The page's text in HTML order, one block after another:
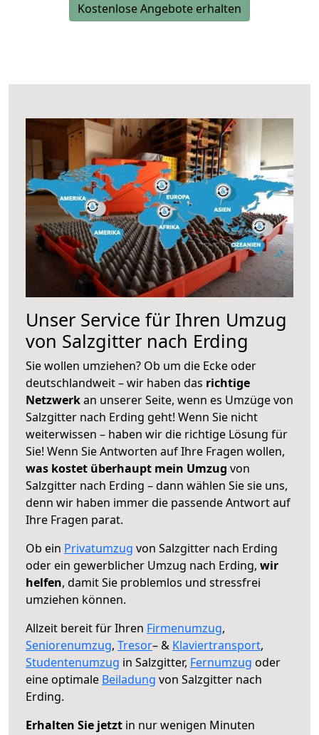
Kostenlose Angebote erhalten
Unser Service für Ihren Umzug
von Salzgitter nach Erding
Sie wollen umziehen? Ob um die Ecke oder
deutschlandweit – wir haben das richtige
Netzwerkan unserer Seite, wenn es Umzüge von
Salzgitter nach Erding geht! Wenn Sie nicht
weiterwissen – haben wir die richtige Lösung für
Sie! Wenn Sie Antworten auf Ihre Fragen wollen,
was kostet überhaupt mein Umzug von
Salzgitter nach Erding – dann wählen Sie sie uns,
denn wir haben immer die passende Antwort auf
Ihre Fragen parat.
Ob ein Privatumzug von Salzgitter nach Erding
oder ein gewerblicher Umzug nach Erding, wir
helfen, damit Sie problemlos und stressfrei
umziehen können.
Allzeit bereit für Ihren Firmenumzug,
Seniorenumzug, Tresor– & Klaviertransport,
Studentenumzug in Salzgitter, Fernumzug oder
eine optimale Beiladung von Salzgitter nach
Erding.
Erhalten Sie jetzt in nur wenigen Minuten